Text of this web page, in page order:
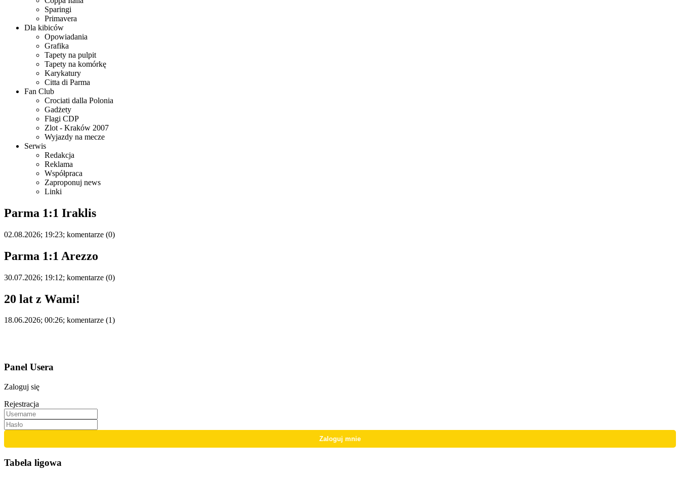
Sparingi
Primavera
Dla kibiców
Opowiadania
Grafika
Tapety na pulpit
Tapety na komórkę
Karykatury
Citta di Parma
Fan Club
Crociati dalla Polonia
Gadżety
Flagi CDP
Zlot - Kraków 2007
Wyjazdy na mecze
Serwis
Redakcja
Reklama
Współpraca
Zaproponuj news
Linki
Parma 1:1 Iraklis
02.08.2026; 19:23; komentarze (0)
Parma 1:1 Arezzo
30.07.2026; 19:12; komentarze (0)
20 lat z Wami!
18.06.2026; 00:26; komentarze (1)
Panel Usera
Zaloguj się
Rejestracja
Tabela ligowa